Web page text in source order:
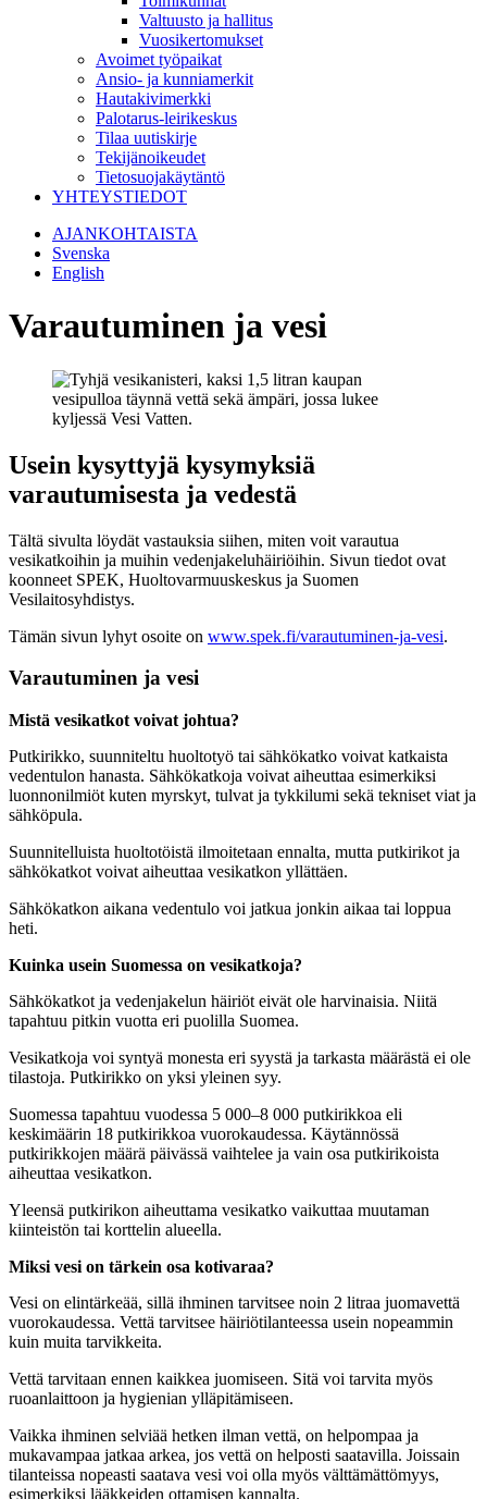
Valtuusto ja hallitus
Vuosikertomukset
Avoimet työpaikat
Ansio- ja kunniamerkit
Hautakivimerkki
Palotarus-leirikeskus
Tilaa uutiskirje
Tekijänoikeudet
Tietosuojakäytäntö
YHTEYSTIEDOT
AJANKOHTAISTA
Svenska
English
Varautuminen ja vesi
Usein kysyttyjä kysymyksiä
varautumisesta ja vedestä
Tältä sivulta löydät vastauksia siihen, miten voit varautua
vesikatkoihin ja muihin vedenjakeluhäiriöihin. Sivun tiedot ovat
koonneet SPEK, Huoltovarmuuskeskus ja Suomen
Vesilaitosyhdistys.
Tämän sivun lyhyt osoite on www.spek.fi/varautuminen-ja-vesi.
Varautuminen ja vesi
Mistä vesikatkot voivat johtua?
Putkirikko, suunniteltu huoltotyö tai sähkökatko voivat katkaista
vedentulon hanasta. Sähkökatkoja voivat aiheuttaa esimerkiksi
luonnonilmiöt kuten myrskyt, tulvat ja tykkilumi sekä tekniset viat ja
sähköpula.
Suunnitelluista huoltotöistä ilmoitetaan ennalta, mutta putkirikot ja
sähkökatkot voivat aiheuttaa vesikatkon yllättäen.
Sähkökatkon aikana vedentulo voi jatkua jonkin aikaa tai loppua
heti.
Kuinka usein Suomessa on vesikatkoja?
Sähkökatkot ja vedenjakelun häiriöt eivät ole harvinaisia. Niitä
tapahtuu pitkin vuotta eri puolilla Suomea.
Vesikatkoja voi syntyä monesta eri syystä ja tarkasta määrästä ei ole
tilastoja. Putkirikko on yksi yleinen syy.
Suomessa tapahtuu vuodessa 5 000–8 000 putkirikkoa eli
keskimäärin 18 putkirikkoa vuorokaudessa. Käytännössä
putkirikkojen määrä päivässä vaihtelee ja vain osa putkirikoista
aiheuttaa vesikatkon.
Yleensä putkirikon aiheuttama vesikatko vaikuttaa muutaman
kiinteistön tai korttelin alueella.
Miksi vesi on tärkein osa kotivaraa?
Vesi on elintärkeää, sillä ihminen tarvitsee noin 2 litraa juomavettä
vuorokaudessa. Vettä tarvitsee häiriötilanteessa usein nopeammin
kuin muita tarvikkeita.
Vettä tarvitaan ennen kaikkea juomiseen. Sitä voi tarvita myös
ruoanlaittoon ja hygienian ylläpitämiseen.
Vaikka ihminen selviää hetken ilman vettä, on helpompaa ja
mukavampaa jatkaa arkea, jos vettä on helposti saatavilla. Joissain
tilanteissa nopeasti saatava vesi voi olla myös välttämättömyys,
esimerkiksi lääkkeiden ottamisen kannalta.